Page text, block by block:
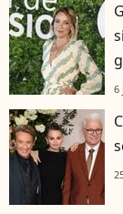
6